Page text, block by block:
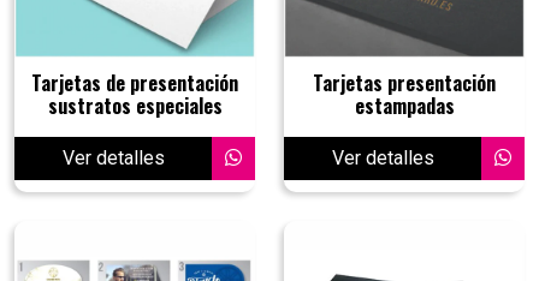
Tarjetas de presentación
sustratos especiales
Ver detalles
Tarjetas presentación
estampadas
Ver detalles